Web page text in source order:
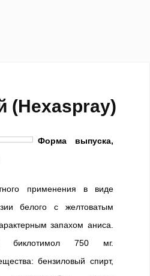
(Hexaspray)
Форма выпуска,
применения в виде
белого с желтоватым
запахом аниса.
750 мг.
бензиловый спирт,